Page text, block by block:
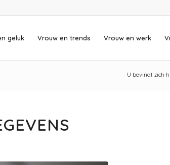
geluk Vrouw en trends Vrouw en werk
U bevindt zich